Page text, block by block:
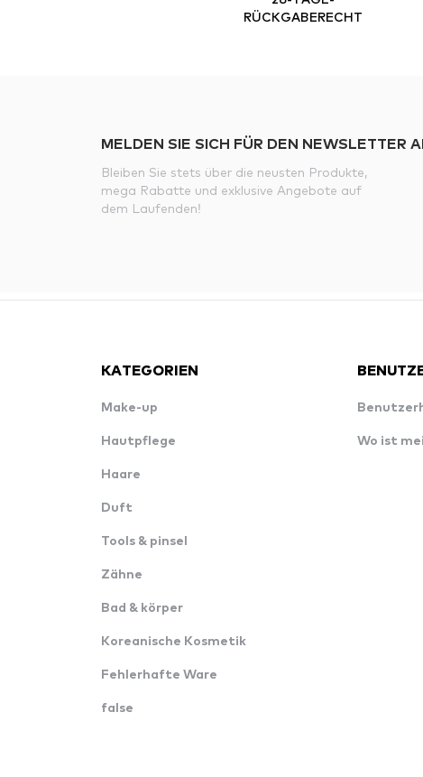
RÜCKGABERECHT
MELDEN SIE SICH FÜR DEN NEWSLETTER
Bleiben Sie stets über die neusten Produkte,
mega Rabatte und exklusive Angebote auf
dem Laufenden!
KATEGORIEN
Make-up
Hautpflege
Haare
Duft
Tools & pinsel
Zähne
Bad & körper
Koreanische Kosmetik
Fehlerhafte Ware
false
Wo ist